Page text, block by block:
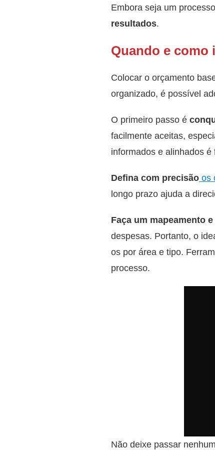
Embora seja um
resultados.
Quando e como
Colocar o orçamento
organizado, é possível
O primeiro passo é
facilmente aceitas,
informados e alinhados
Defina com precisão os
longo prazo ajuda a
Faça um mapeamento
despesas. Portanto, o
os por área e tipo.
processo.
Não deixe passar